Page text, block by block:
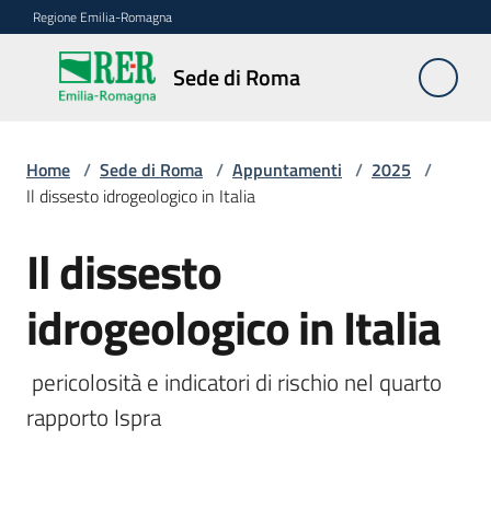
Vai al contenuto
Vai alla navigazione
Vai al footer
Regione Emilia-Romagna
Sede di Roma
Sede
di
Servizi
della
Conferenze
Home / Sede di Roma / Appuntamenti / 2025 /
Il dissesto idrogeologico in Italia
Salta al contenuto
Il dissesto
idrogeologico in Italia
rapporto Ispra